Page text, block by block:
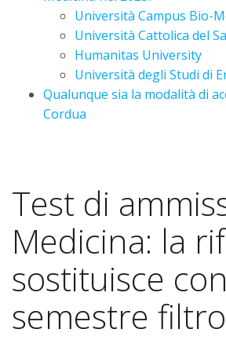
Università Campus Bio-
Università Cattolica del
Humanitas University
Università degli Studi di
Qualunque sia la modalità di
Cordua
Test di
Medicina: la
sostituisce
semestre filtro